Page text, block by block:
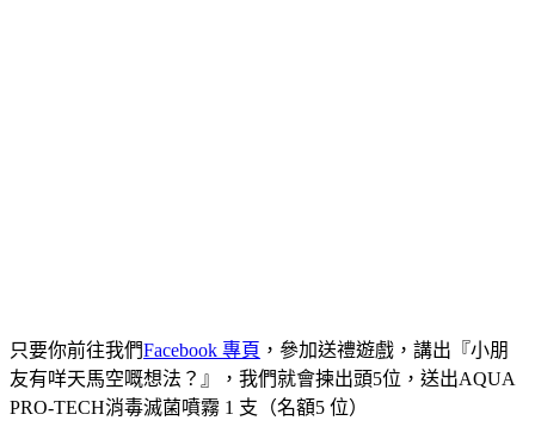
只要你前往我們Facebook 專頁 ，參加送禮遊戲，講出『小朋
友有咩天馬空嘅想法？』，我們就會揀出頭5位，送出AQUA
PRO-TECH消毒滅菌噴霧 1 支（名額5 位）